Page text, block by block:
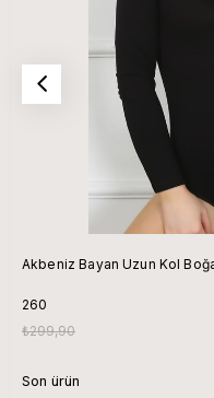
Akbeniz
260
₺299,90
Son ürün